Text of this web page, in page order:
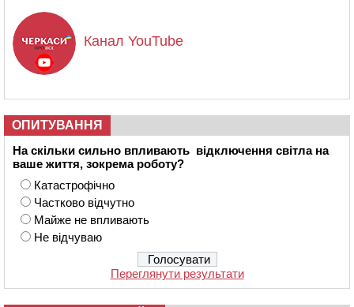
Канал YouTube
ОПИТУВАННЯ
На скільки сильно впливають відключення світла на
ваше життя, зокрема роботу?
Катастрофічно
Частково відчутно
Майже не впливають
Не відчуваю
Переглянути результати